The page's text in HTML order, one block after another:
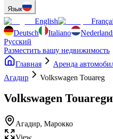
Язык
English
Deutsch
Italiano
Русский
Разместить вашу недвижимость
Главная
Аренда
Агадир
Volkswagen Touareg
Volkswagen Touareg
Агадир, Марокко
View